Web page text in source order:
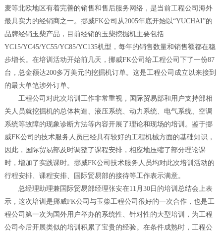
麦等北欧地区有着完善的销售和售后服务网络，是当前工程公司海外
最具实力的经销商之一。挪威FK公司从2005年底开始以“YUCHAI”的
品牌经销玉柴产品，目前经销的玉柴挖掘机主要包括
YC15/YC45/YC55/YC85/YC135机型，每年的销售数量和销售额都在稳
步增长。在培训活动开始前几天，挪威FK公司给工程公司下了一份87
台，总金额达200多万美元的挖掘机订单。这是工程公司成立以来接到
的最大单笔涉外订单。
工程公司对此次培训工作非常重视，国际贸易部和用户支持部相
关人员就挖掘机的总体构造、液压系统、动力系统、电气系统、空调
系统等故障的现象诊断方法等内容开展了理论和现场的培训。鉴于挪
威FK公司的技术服务人员已经具有较好的工程机械方面的基础知识，
因此，国际贸易部及时调整了课程安排，相应地压缩了部分理论课
时，增加了实践课时。挪威FK公司技术服务人员均对此次培训活动的
行程安排、课程安排、国际贸易部的接待等工作表示满意。
总经理助理兼国际贸易部经理张安在11月30日的培训总结会上表
示，这次培训是挪威FK公司与玉柴工程公司很好的一次合作，也是工
程公司第一次为国外用户举办的系统性、针对性的大型培训，为工程
公司今后开展类似的培训积累了宝贵的经验。在条件成熟时，工程公